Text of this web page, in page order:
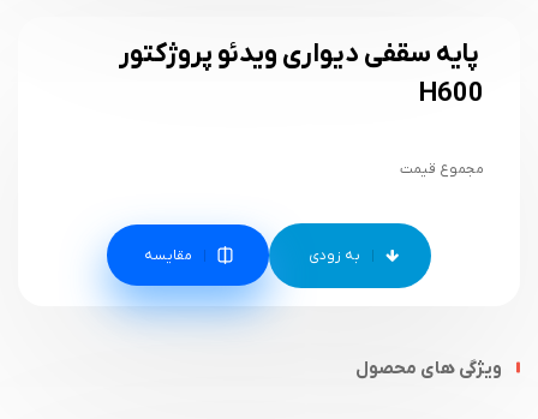
پایه سقفی دیواری ویدئو پروژکتور
H600
مجموع قیمت
مقایسه
ویژگی های محصول